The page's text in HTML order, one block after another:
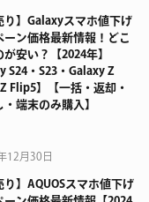
り】Galaxyスマホ値下げ
ーン価格最新情報！どこ
が安い？【2024年】
S24・S23・Galaxy Z
Flip5】【一括・返却・
・端末のみ購入】
12月30日
り】AQUOSスマホ値下げ